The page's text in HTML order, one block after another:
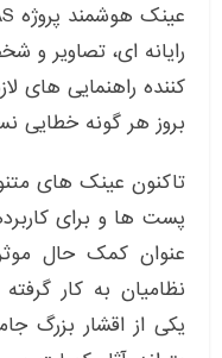
رایانه ای، تصاویر و
کننده راهنمایی های
بروز هر گونه
تاکنون عینک های
پست ها و برای
عنوان کمک حال
نظامیان به کار
یکی از اقشار بزرگ